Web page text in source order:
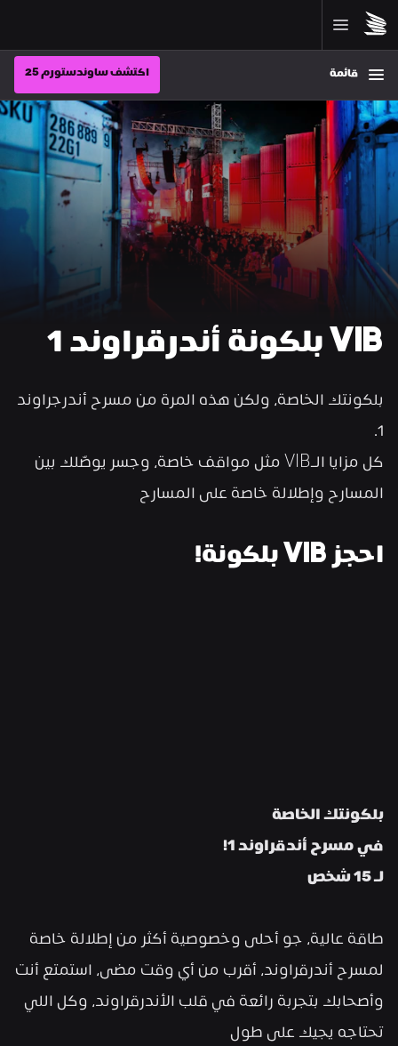
قائمة اكتشف ساوندستورم 25
VIB بلكونة أندرقراوند 1
1.
المسارح وإطلالة خاصة على المسارح
احجز VIB بلكونة!
بلكونتك الخاصة
في مسرح أندقراوند 1!
لـ 15 شخص
تحتاجه يجيك على طول